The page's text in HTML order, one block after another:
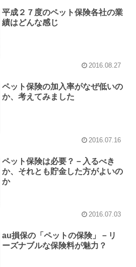
平成２７度のペット保険各社の業
績はどんな感じ
2016.08.27
ペット保険の加入率がなぜ低いの
か、考えてみました
2016.07.16
ペット保険は必要？－入るべき
か、それとも貯金した方がよいの
か
2016.07.03
au損保の「ペットの保険」－リ
ーズナブルな保険料が魅力？